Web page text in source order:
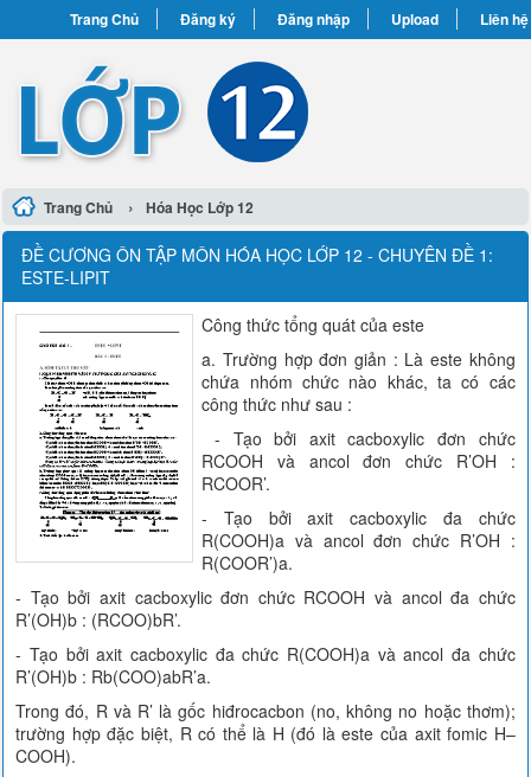
Trang Chủ Đăng ký Đăng nhập Upload Liên hệ
Trang Chủ › Hóa Học Lớp 12
ĐỀ CƯƠNG ÔN TẬP MÔN HÓA HỌC LỚP 12 - CHUYÊN ĐỀ 1:
ESTE-LIPIT
Công thức tổng quát của este
a. Trường hợp đơn giản : Là este không
chứa nhóm chức nào khác, ta có các
công thức như sau :
- Tạo bởi axit cacboxylic đơn chức
RCOOH và ancol đơn chức R’OH :
RCOOR’.
- Tạo bởi axit cacboxylic đa chức
R(COOH)a và ancol đơn chức R’OH :
R(COOR’)a.
- Tạo bởi axit cacboxylic đơn chức RCOOH và ancol đa chức
R’(OH)b : (RCOO)bR’.
- Tạo bởi axit cacboxylic đa chức R(COOH)a và ancol đa chức
R’(OH)b : Rb(COO)abR’a.
Trong đó, R và R’ là gốc hiđrocacbon (no, không no hoặc thơm);
trường hợp đặc biệt, R có thể là H (đó là este của axit fomic H–
COOH).